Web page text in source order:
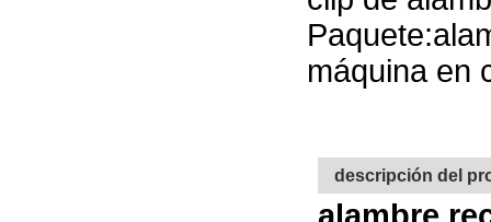
máquina en
descripción del